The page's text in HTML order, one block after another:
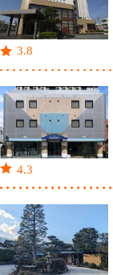
3.8
4.3